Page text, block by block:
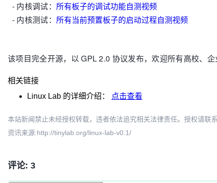
- 内核调试： 所有板子的调试功能自测视频
- 内核测试： 所有当前预置板子的启动过程自测视频
该项目完全开源，以 GPL 2.0 协议发布，欢迎所有高校、
相关链接
Linux Lab 的详细介绍： 点击查看
本站新闻禁止未经授权转载，违者依法追究相关法律责任。授权请联
资讯来源:http://tinylab.org/linux-lab-v0.1/
评论: 3